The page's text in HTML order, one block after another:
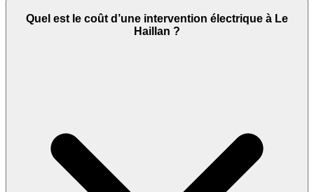
Quel est le coût d’une intervention électrique à Le
Haillan ?